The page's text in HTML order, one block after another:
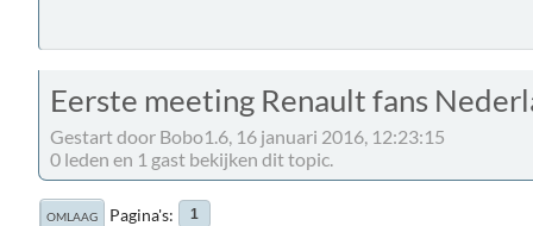
Eerste meeting Renault fans
Gestart door Bobo1.6, 16 januari 2016, 12:23:15
0 leden en 1 gast bekijken dit topic.
OMLAAG Pagina's 1